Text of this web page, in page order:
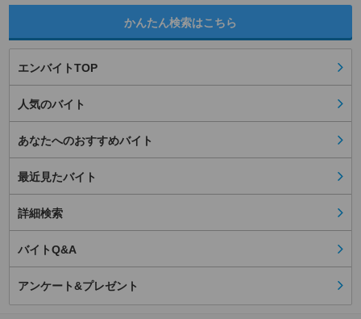
かんたん検索はこちら
エンバイトTOP
人気のバイト
あなたへのおすすめバイト
最近見たバイト
詳細検索
バイトQ&A
アンケート&プレゼント